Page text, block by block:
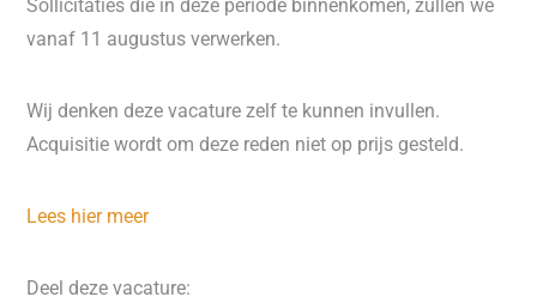
Sollicitaties die in deze periode binnenkomen, zullen we
vanaf 11 augustus verwerken.
Wij denken deze vacature zelf te kunnen invullen.
Acquisitie wordt om deze reden niet op prijs gesteld.
Lees hier meer
Deel deze vacature: